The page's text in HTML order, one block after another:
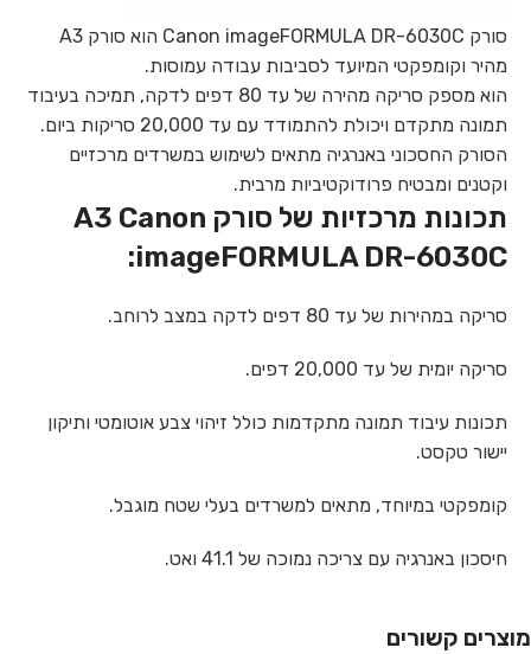
סורק Canon imageFORMULA DR-6030C הוא סורק A3
מהיר וקומפקטי המיועד לסביבות עבודה עמוסות.
הוא מספק סריקה מהירה של עד 80 דפים לדקה, תמיכה בעיבוד
תמונה מתקדם ויכולת להתמודד עם עד 20,000 סריקות ביום.
הסורק החסכוני באנרגיה מתאים לשימוש במשרדים מרכזיים
וקטנים ומבטיח פרודוקטיביות מרבית.
תכונות מרכזיות של סורק A3 Canon
imageFORMULA DR-6030C:
סריקה במהירות של עד 80 דפים לדקה במצב לרוחב.
סריקה יומית של עד 20,000 דפים.
תכונות עיבוד תמונה מתקדמות כולל זיהוי צבע אוטומטי ותיקון
יישור טקסט.
קומפקטי במיוחד, מתאים למשרדים בעלי שטח מוגבל.
חיסכון באנרגיה עם צריכה נמוכה של 41.1 ואט.
מוצרים קשורים